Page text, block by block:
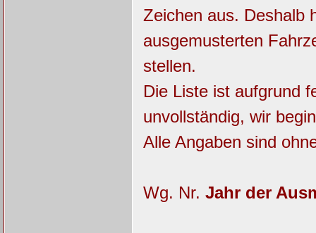
Zeichen aus. Deshalb
ausgemusterten
stellen.
Die Liste ist aufgrund
unvollständig, wir
Alle Angaben sind
Wg. Nr. Jahr der